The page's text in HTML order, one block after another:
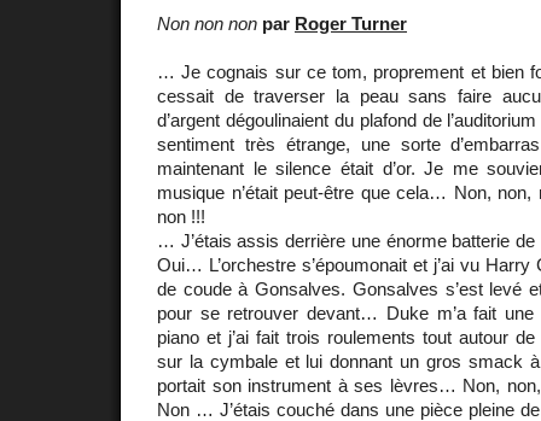
Non non non par Roger Turner
… Je cognais sur ce tom, proprement et bien
cessait de traverser la peau sans faire
d’argent dégoulinaient du plafond de
sentiment très étrange, une sorte
maintenant le silence était d’or. Je me
musique n’était peut-être que cela… Non, non,
non !!!
… J’étais assis derrière une énorme batterie
Oui… L’orchestre s’époumonait et j’ai vu
de coude à Gonsalves. Gonsalves s’est levé
pour se retrouver devant… Duke m’a fait
piano et j’ai fait trois roulements tout autour
sur la cymbale et lui donnant un gros smack à
portait son instrument à ses lèvres… Non,
Non … J’étais couché dans une pièce pleine